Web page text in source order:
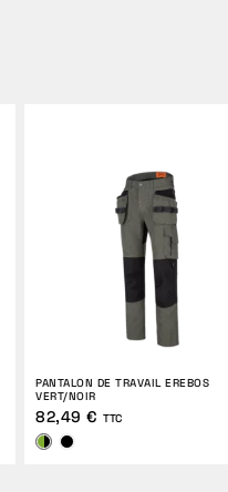
PANTALON DE TRAVAIL EREBOS
VERT/NOIR
82,49 € TTC